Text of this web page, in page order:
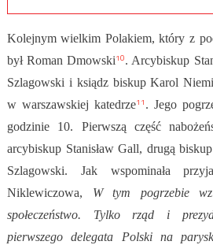
Kolejnym wielkim Polakiem, który z
był Roman Dmowski10. Arcybiskup
Szlagowski i ksiądz biskup Karol
w warszawskiej katedrze11. Jego
godzinie 10. Pierwszą część
arcybiskup Stanisław Gall, drugą
Szlagowski. Jak wspominała
Niklewiczowa, W tym pogrzebie
społeczeństwo. Tylko rząd i
pierwszego delegata Polski na